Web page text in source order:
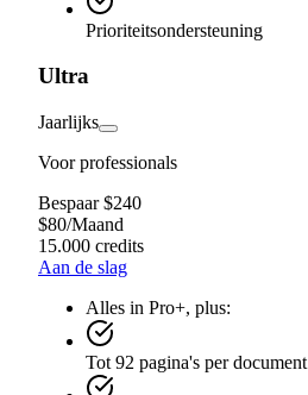
Prioriteitsondersteuning
Ultra
Jaarlijks
Voor professionals
Bespaar $240
$80/Maand
15.000 credits
Aan de slag
Alles in Pro+, plus:
Tot 92 pagina's per document